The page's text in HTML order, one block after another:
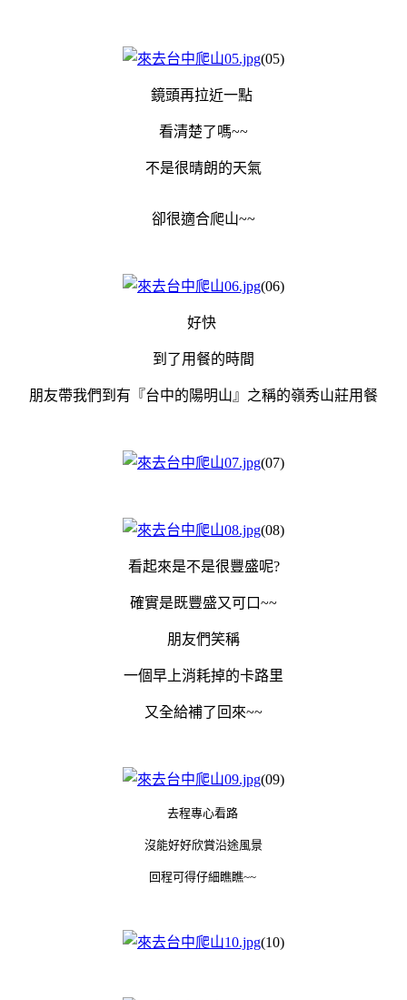
(05)
鏡頭再拉近一點
看清楚了嗎~~
不是很晴朗的天氣
卻很適合爬山~~
(06)
好快
到了用餐的時間
朋友帶我們到有『台中的陽明山』之稱的嶺秀山莊用餐
(07)
(08)
看起來是不是很豐盛呢?
確實是既豐盛又可口~~
朋友們笑稱
一個早上消耗掉的卡路里
又全給補了回來~~
(09)
去程專心看路
沒能好好欣賞沿途風景
回程可得仔細瞧瞧~~
(10)